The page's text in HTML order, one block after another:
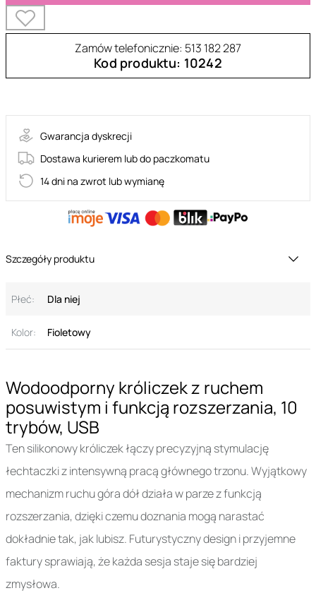
Wodoodporny króliczek z ruchem
posuwistym i funkcją rozszerzania, 10
trybów, USB
Ten silikonowy króliczek łączy precyzyjną stymulację
łechtaczki z intensywną pracą głównego trzonu. Wyjątkowy
mechanizm ruchu góra dół działa w parze z funkcją
rozszerzania, dzięki czemu doznania mogą narastać
dokładnie tak, jak lubisz. Futurystyczny design i przyjemne
faktury sprawiają, że każda sesja staje się bardziej
zmysłowa.
Zamów telefonicznie: 513 182 287
Kod produktu: 10242
Gwarancja dyskrecji
Dostawa kurierem lub do paczkomatu
14 dni na zwrot lub wymianę
Szczegóły produktu
Płeć: Dla niej
Kolor: Fioletowy